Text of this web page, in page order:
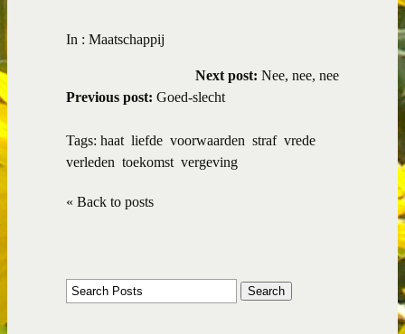
In : Maatschappij
Next post: Nee, nee, nee
Previous post: Goed-slecht
Tags: haat liefde voorwaarden straf vrede
verleden toekomst vergeving
« Back to posts